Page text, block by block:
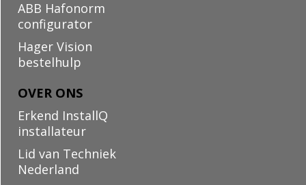
ABB Hafonorm
configurator
Hager Vision
bestelhulp
OVER ONS
Erkend InstallQ
installateur
Lid van Techniek
Nederland